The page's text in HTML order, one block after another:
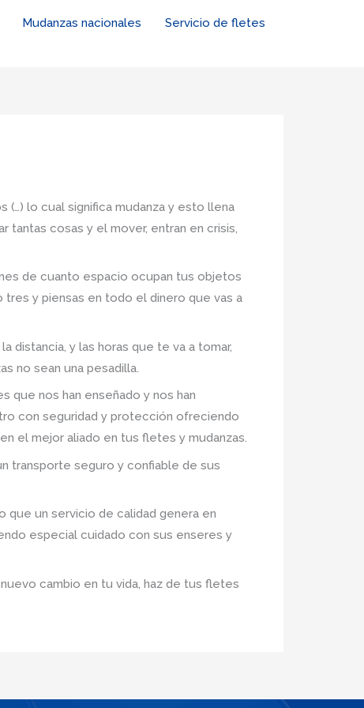
Mudanzas nacionales
Servicio de fletes
(…) lo cual significa mudanza y esto llena
tantas cosas y el mover, entran en crisis,
de cuanto espacio ocupan tus objetos
y piensas en todo el dinero que vas a
distancia, y las horas que te va a tomar,
no sean una pesadilla.
que nos han enseñado y nos han
con seguridad y protección ofreciendo
el mejor aliado en tus fletes y mudanzas.
transporte seguro y confiable de sus
que un servicio de calidad genera en
especial cuidado con sus enseres y
cambio en tu vida, haz de tus fletes